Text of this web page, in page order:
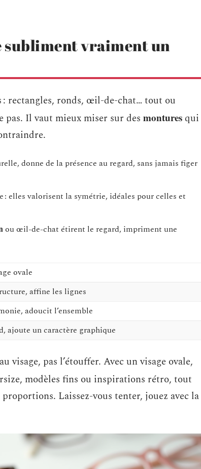
subliment vraiment un
: rectangles, ronds, œil-de-chat… tout ou
pas. Il vaut mieux miser sur des montures qui
donne de la présence au regard, sans jamais figer
: elles valorisent la symétrie, idéales pour celles et
ou œil-de-chat étirent le regard, impriment une
ovale
affine les lignes
adoucit l’ensemble
ajoute un caractère graphique
visage, pas l’étouffer. Avec un visage ovale,
modèles fins ou inspirations rétro, tout
Laissez-vous tenter, jouez avec la